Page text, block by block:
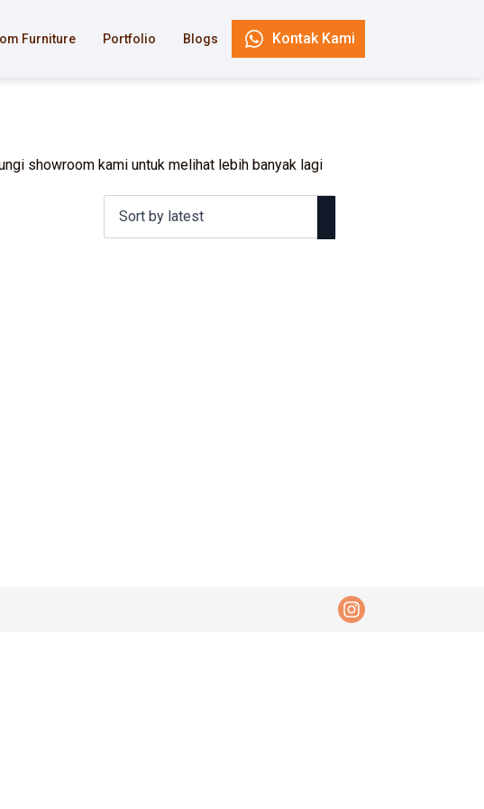
Furniture Portfolio Blogs Kontak Kami
showroom kami untuk melihat lebih banyak lagi